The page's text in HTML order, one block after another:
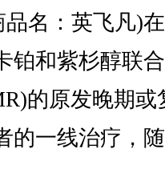
名：英飞凡)
铂和紫杉醇联
的原发晚期或
的一线治疗，